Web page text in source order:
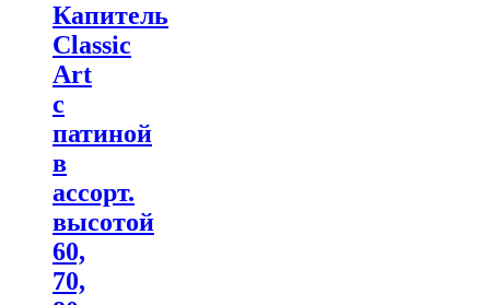
Капитель
Classic
Art
с
патиной
в
ассорт.
высотой
60,
70,